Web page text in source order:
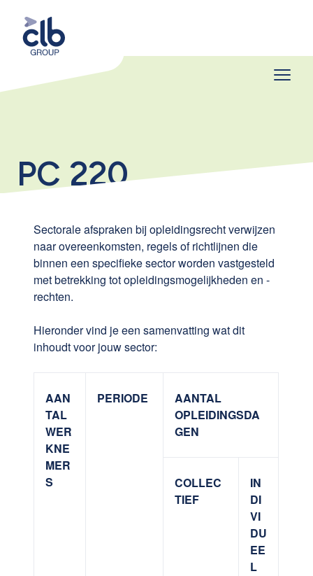
PC 220
Sectorale afspraken bij opleidingsrecht verwijzen
naar overeenkomsten, regels of richtlijnen die
binnen een specifieke sector worden vastgesteld
met betrekking tot opleidingsmogelijkheden en -
rechten.
Hieronder vind je een samenvatting wat dit
inhoudt voor jouw sector:
AAN
TAL
WER
KNE
MER
S
PERIODE
AANTAL
OPLEIDINGSDA
GEN
COLLEC
TIEF
IN
DI
VI
DU
EE
L